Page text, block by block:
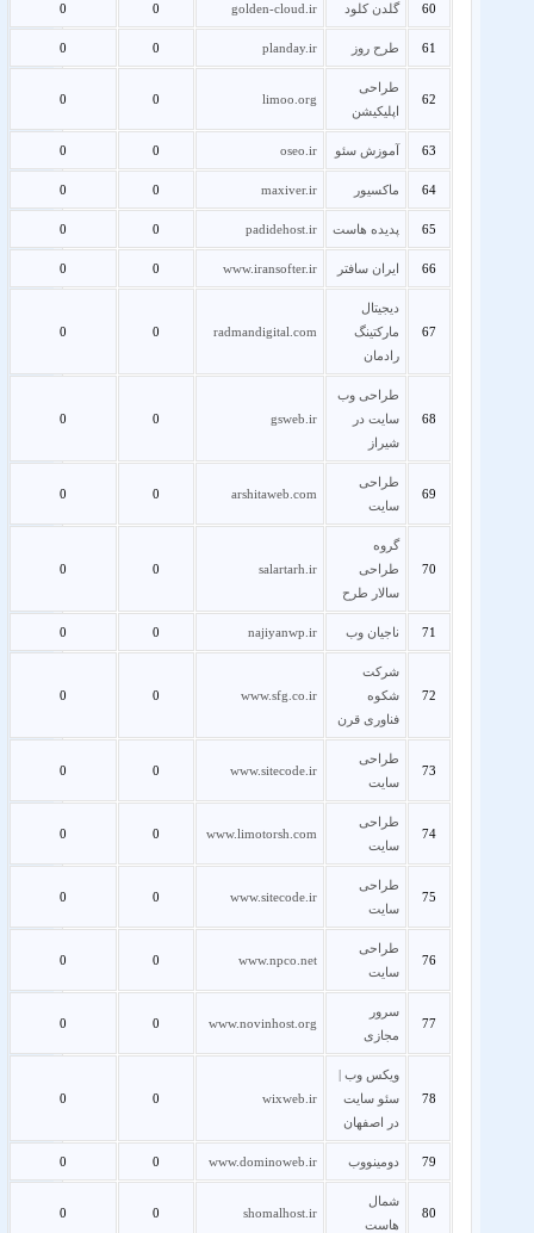
60 گلدن کلود golden-cloud.ir
0
0
61 طرح روز planday.ir
0
0
62
طراحی
اپلیکیشن
limoo.org
0
0
63 آموزش سئو oseo.ir
0
0
64 ماکسیور maxiver.ir
0
0
65 پدیده هاست padidehost.ir
0
0
66 ایران سافتر www.iransofter.ir
0
0
67
دیجیتال
مارکتینگ
رادمان
radmandigital.com
0
0
68
طراحی وب
سایت در
شیراز
gsweb.ir
0
0
69
طراحی
سایت
arshitaweb.com
0
0
70
گروه
طراحی
سالار طرح
salartarh.ir
0
0
71 ناجیان وب najiyanwp.ir
0
0
72
شرکت
شکوه
فناوری قرن
www.sfg.co.ir
0
0
73
طراحی
سایت
www.sitecode.ir
0
0
74
طراحی
سایت
www.limotorsh.com
0
0
75
طراحی
سایت
www.sitecode.ir
0
0
76
طراحی
سایت
www.npco.net
0
0
77
سرور
مجازی
www.novinhost.org
0
0
78
ویکس وب |
سئو سایت
در اصفهان
wixweb.ir
0
0
79 دومینووب www.dominoweb.ir
0
0
80
شمال
هاست
shomalhost.ir
0
0